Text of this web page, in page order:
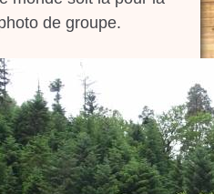
de groupe.